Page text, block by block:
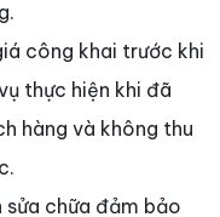
công khai trước khi
thực hiện khi đã
hàng và không thu
sửa chữa đảm bảo